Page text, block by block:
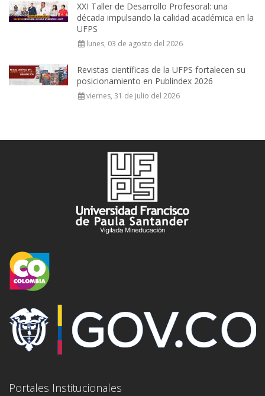
XXI Taller de Desarrollo Profesoral: una
década impulsando la calidad académica en la
UFPS
lunes, 03 de agosto del 2026
Revistas científicas de la UFPS fortalecen su
posicionamiento en Publindex 2026
viernes, 31 de julio del 2026
Portales Institucionales